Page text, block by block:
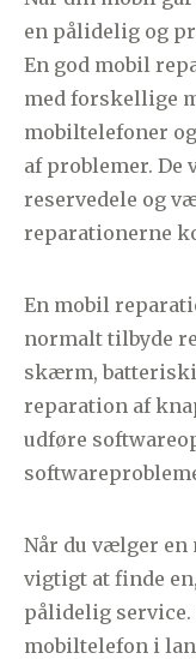
en pålidelig og
En god mobil
med forskellige
mobiltelefoner
af problemer. De
reservedele og
reparationerne
En mobil
normalt tilbyde
skærm,
reparation af
udføre
Når du vælger en
vigtigt at finde
pålidelig
mobiltelefon i